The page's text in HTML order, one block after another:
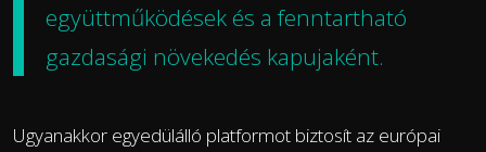
együttműködések és a fenntartható
gazdasági növekedés kapujaként.
Ugyanakkor egyedülálló platformot biztosít az európai